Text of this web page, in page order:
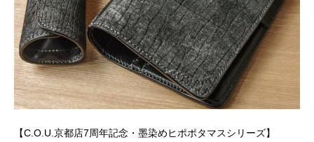
【C.O.U. 京都店7周年記念・墨染めヒポポタマスシリーズ】